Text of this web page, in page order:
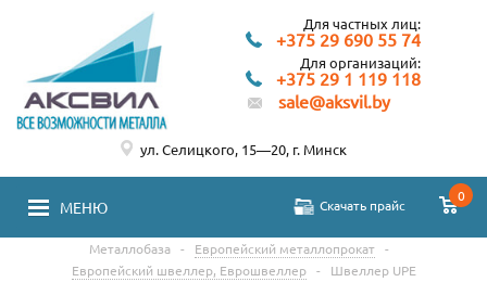
Для частных лиц:
+375 29 690 55 74
Для организаций:
+375 29 1 119 118
sale@aksvil.by
МЕНЮ Скачать прайс
0
ул. Селицкого, 15—20, г. Минск
Металлобаза - Европейский металлопрокат -
Европейский швеллер, Еврошвеллер - Швеллер UPE